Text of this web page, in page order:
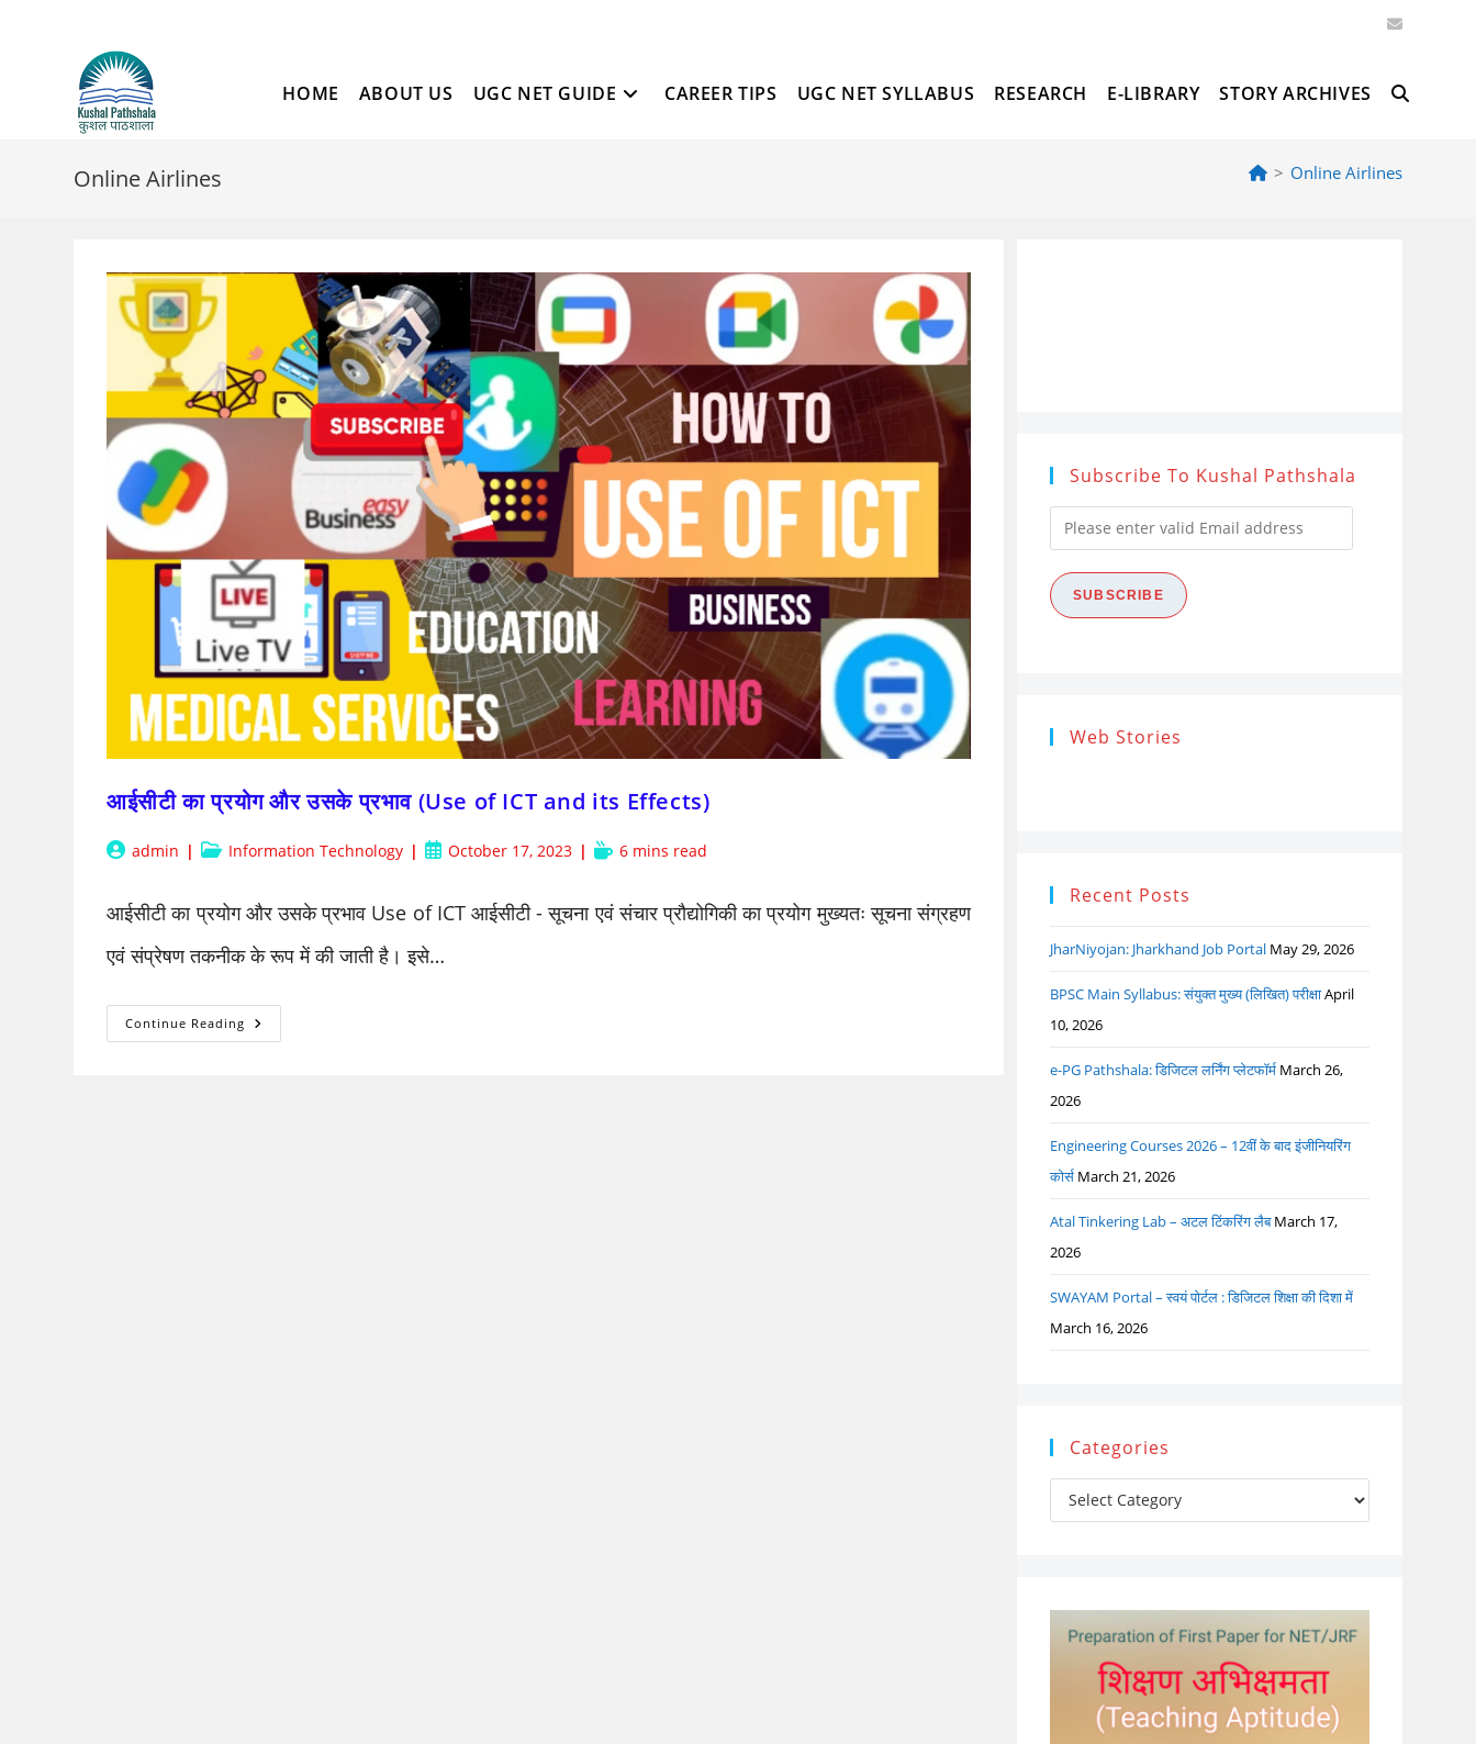
HOME ABOUT US UGC NET GUIDE CAREER TIPS UGC NET SYLLABUS RESEARCH E-LIBRARY STORY ARCHIVES TOGGLE
WEBSITE
Online Airlines > Online Airlines
आईसीटी का प्रयोग और उसके प्रभाव (Use of ICT and its Effects)
Postadmin
PostInformation Technology
PostOctober 17, 2023
Reading
6 mins read
आईसीटी का प्रयोग और उसके प्रभाव Use of ICT आईसीटी - सूचना एवं संचार प्रौद्योगिकी का प्रयोग मुख्यतः सूचना संग्रहण
एवं संप्रेषण तकनीक के रूप में की जाती है। इसे…
Continue Reading आईसीटी
का
Subscribe To Kushal Pathshala
Please
enter
valid
Email
SUBSCRIBE
Web Stories
Research
Ethics (शोध
Recent Posts
JharNiyojan: Jharkhand Job Portal May 29, 2026
BPSC Main Syllabus: संयुक्त मुख्य (लिखित) परीक्षाApril
10, 2026
e-PG Pathshala: डिजिटल लर्निंग प्लेटफॉर्म March 26,
2026
Engineering Courses 2026 – 12वीं के बाद इंजीनियरिंग
कोर्स March 21, 2026
Atal Tinkering Lab – अटल टिंकरिंग लैब March 17,
2026
SWAYAM Portal – स्वयं पोर्टल : डिजिटल शिक्षा की दिशा में
March 16, 2026
Categories
Categories